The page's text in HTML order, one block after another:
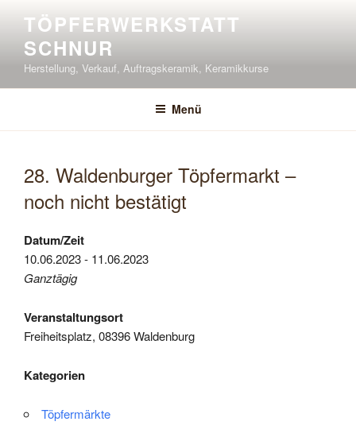
springen
TÖPFERWERKSTATT
SCHNUR
Herstellung, Verkauf, Auftragskeramik, Keramikkurse
Menü
28. Waldenburger Töpfermarkt –
noch nicht bestätigt
Datum/Zeit
10.06.2023 - 11.06.2023
Ganztägig
Veranstaltungsort
Freiheitsplatz, 08396 Waldenburg
Kategorien
Töpfermärkte